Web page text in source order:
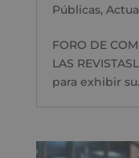
Públicas,
FORO DE
LAS
para exhibir